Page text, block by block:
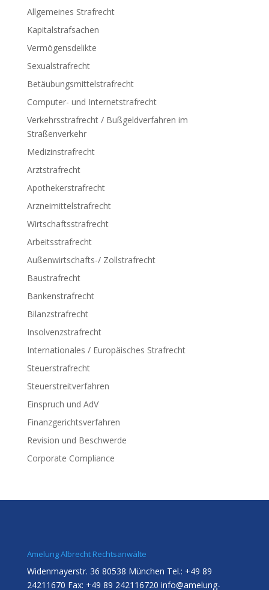
Allgemeines Strafrecht
Kapitalstrafsachen
Vermögensdelikte
Sexualstrafrecht
Betäubungsmittelstrafrecht
Computer- und Internetstrafrecht
Verkehrsstrafrecht / Bußgeldverfahren im
Straßenverkehr
Medizinstrafrecht
Arztstrafrecht
Apothekerstrafrecht
Arzneimittelstrafrecht
Wirtschaftsstrafrecht
Arbeitsstrafrecht
Außenwirtschafts-/ Zollstrafrecht
Baustrafrecht
Bankenstrafrecht
Bilanzstrafrecht
Insolvenzstrafrecht
Internationales / Europäisches Strafrecht
Steuerstrafrecht
Steuerstreitverfahren
Einspruch und AdV
Finanzgerichtsverfahren
Revision und Beschwerde
Corporate Compliance
Amelung Albrecht Rechtsanwälte
Widenmayerstr. 36 80538 München Tel.: +49 89
24211670 Fax: +49 89 242116720 info@amelung-